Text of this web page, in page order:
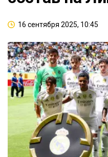
16 сентября 2025, 10:45